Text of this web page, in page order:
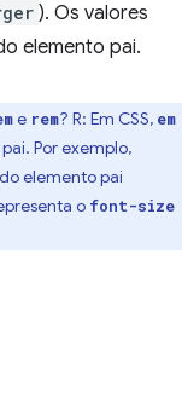
). Os valores
elemento pai.
e rem? R: Em CSS, em
Por exemplo,
do elemento pai
o font-size